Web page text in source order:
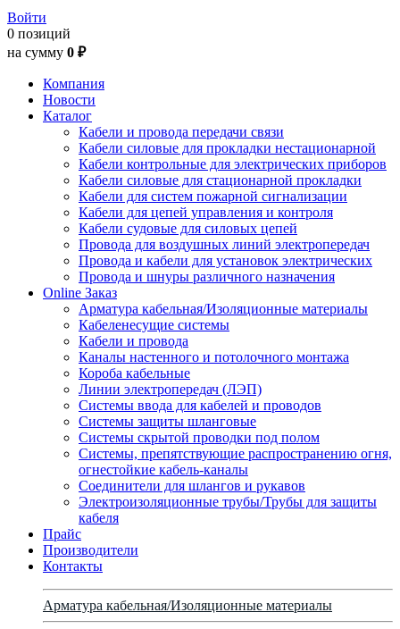
Войти
0 позиций
на сумму 0 ₽
Компания
Новости
Каталог
Кабели и провода передачи связи
Кабели силовые для прокладки нестационарной
Кабели контрольные для электрических приборов
Кабели силовые для стационарной прокладки
Кабели для систем пожарной сигнализации
Кабели для цепей управления и контроля
Кабели судовые для силовых цепей
Провода для воздушных линий электропередач
Провода и кабели для установок электрических
Провода и шнуры различного назначения
Online Заказ
Арматура кабельная/Изоляционные материалы
Кабеленесущие системы
Кабели и провода
Каналы настенного и потолочного монтажа
Короба кабельные
Линии электропередач (ЛЭП)
Системы ввода для кабелей и проводов
Системы защиты шланговые
Системы скрытой проводки под полом
Системы, препятствующие распространению огня,
огнестойкие кабель-каналы
Соединители для шлангов и рукавов
Электроизоляционные трубы/Трубы для защиты
кабеля
Прайс
Производители
Контакты
Арматура кабельная/Изоляционные материалы